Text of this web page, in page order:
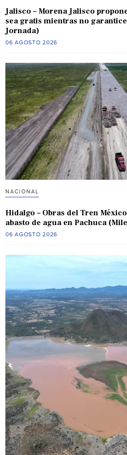
Jalisco – Morena Jalisco
sea gratis mientras no
Jornada)
06 AGOSTO 2026
NACIONAL
Hidalgo – Obras del Tren
abasto de agua en Pachuca
06 AGOSTO 2026